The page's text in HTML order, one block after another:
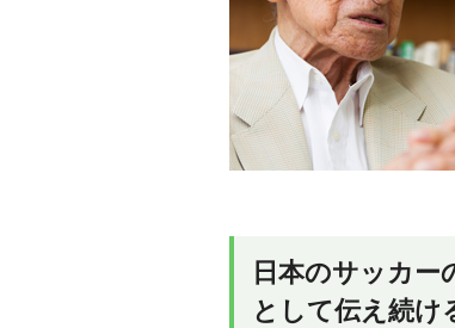
日本のサッカー
として伝え続け